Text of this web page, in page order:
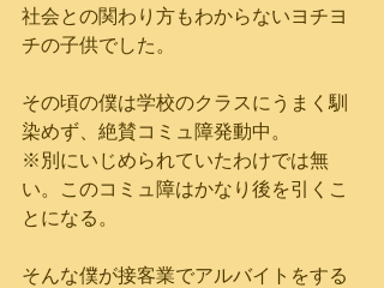
社会との関わり方もわからないヨチヨ
チの子供でした。
その頃の僕は学校のクラスにうまく馴
染めず、絶賛コミュ障発動中。
※別にいじめられていたわけでは無
い。このコミュ障はかなり後を引くこ
とになる。
そんな僕が接客業でアルバイトをする